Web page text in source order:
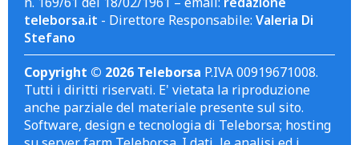
teleborsa.it - Direttore Responsabile: Valeria Di
Stefano
Copyright © 2026 Teleborsa P.IVA 00919671008.
Tutti i diritti riservati. E' vietata la riproduzione
anche parziale del materiale presente sul sito.
Software, design e tecnologia di Teleborsa; hosting